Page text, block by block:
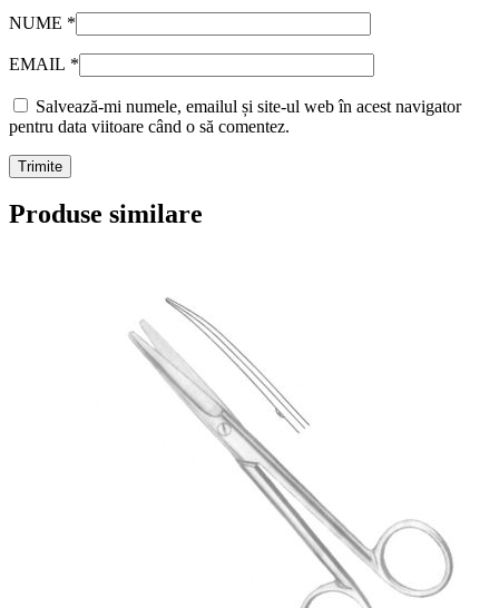
NUME *
EMAIL *
Salvează-mi numele, emailul și site-ul web în acest navigator
pentru data viitoare când o să comentez.
Produse similare